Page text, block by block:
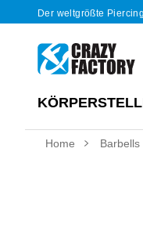
Der weltgrößte
Home Barbells